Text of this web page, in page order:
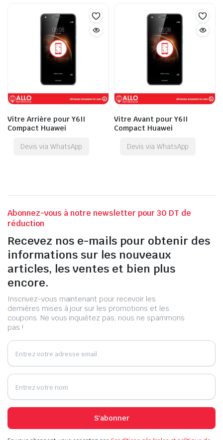
Vitre Arrière pour Y6II
Compact Huawei
Devis via WhatsApp
Vitre Avant pour Y6II
Compact Huawei
Devis via WhatsApp
Abonnez-vous à notre newsletter pour 30 DT de
réduction
Recevez nos e-mails pour obtenir des
informations sur les nouveaux
articles, les ventes et bien plus
encore.
Inscrivez-vous maintenant pour recevoir les
dernières mises à jour sur les promotions et les
coupons. Ne vous inquiétez pas, nous ne spammons
pas !
S'abonner